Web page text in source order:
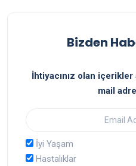
Bizden
İhtiyacınız olan
mail
İyi Yaşam
Hastalıklar